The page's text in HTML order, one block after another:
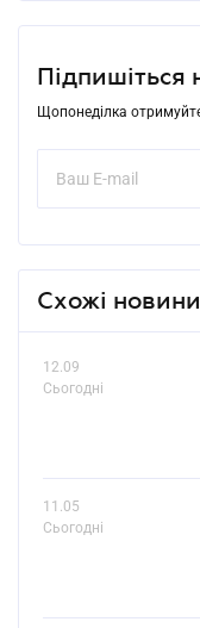
Підпишіться
Щопонеділка
Схожі новини
12.09
Сьогодні
11.05
Сьогодні